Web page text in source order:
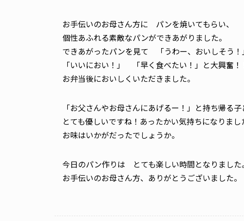
お手伝いのお母さん方に パンを焼いてもらい、
個性あふれる素敵なパンができあがりました。
できあがったパンを見て 「うわー、おいしそう！
「いいにおい！」 「早く食べたい！」と大興奮！
お弁当後においしくいただきました。
「お父さんやお母さんにあげるー！」と持ち帰る子
とても優しいですね！あったかい気持ちになりまし
お味はいかがだったでしょうか。
今日のパン作りは とても楽しい時間となりました。
お手伝いのお母さん方、ありがとうございました。